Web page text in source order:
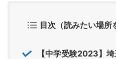
目次（読みたい場所
【中学受験2023】